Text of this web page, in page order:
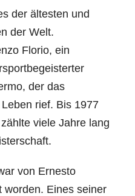
der ältesten und
der Welt.
Florio, ein
der das
rief. Bis 1977
viele Jahre lang
von Ernesto
worden. Eines seiner